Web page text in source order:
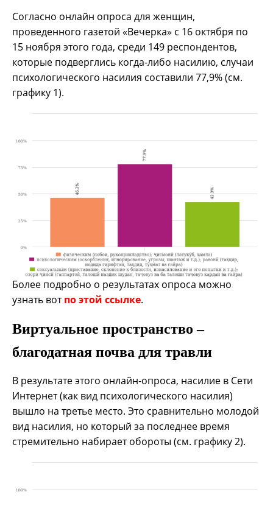
Согласно онлайн опроса для женщин,
проведенного газетой «Вечерка» с 16 октября по
15 ноября этого года, среди 149 респондентов,
которые подверглись когда-либо насилию, случаи
психологического насилия составили 77,9% (см.
графику 1).
Более подробно о результатах опроса можно
узнать вотпо этой ссылке.
Виртуальное пространство –
благодатная почва для травли
В результате этого онлайн-опроса, насилие в Сети
Интернет (как вид психологического насилия)
вышло на третье место. Это сравнительно молодой
вид насилия, но который за последнее время
стремительно набирает обороты (см. графику 2).